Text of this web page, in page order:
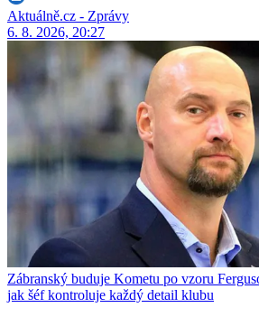
Aktuálně.cz - Zprávy
6. 8. 2026, 20:27
Zábranský buduje Kometu po vzoru
jak šéf kontroluje každý detail klubu